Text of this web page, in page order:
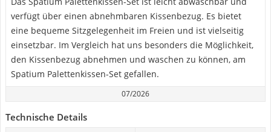
verfügt über einen abnehmbaren Kissenbezug. Es bietet
eine bequeme Sitzgelegenheit im Freien und ist vielseitig
einsetzbar. Im Vergleich hat uns besonders die Möglichkeit,
den Kissenbezug abnehmen und waschen zu können, am
Spatium Palettenkissen-Set gefallen.
07/2026
Technische Details